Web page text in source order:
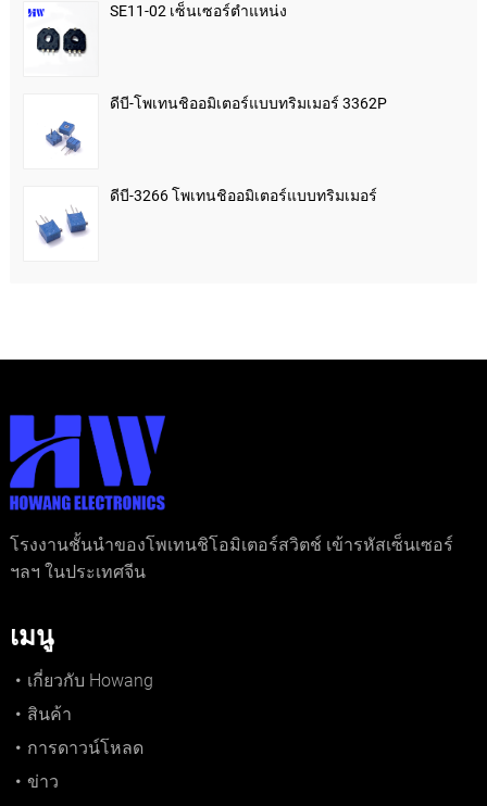
SE11-02 เซ็นเซอร์ตำแหน่ง
ดีบี-โพเทนชิออมิเตอร์แบบทริมเมอร์ 3362P
ดีบี-3266 โพเทนชิออมิเตอร์แบบทริมเมอร์
โรงงานชั้นนำของโพเทนชิโอมิเตอร์สวิตช์ เข้ารหัสเซ็นเซอร์
ฯลฯ ในประเทศจีน
เมนู
เกี่ยวกับ Howang
สินค้า
การดาวน์โหลด
ข่าว